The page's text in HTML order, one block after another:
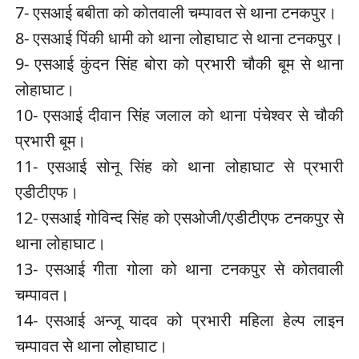
7- एसआई बबीता को कोतवाली चम्पावत से थाना टनकपुर।
8- एसआई पिंकी धामी को थाना लोहाघाट से थाना टनकपुर।
9- एसआई कुंदन सिंह बोरा को प्रभारी चौकी बूम से थाना
लोहाघाट।
10- एसआई दीवान सिंह जलाल को थाना पंचेश्वर से चौकी
प्रभारी बूम।
11- एसआई सोनू सिंह को थाना लोहाघाट से प्रभारी
एडीटीएफ।
12- एसआई गोविन्द सिंह को एसओजी/एडीटीएफ टनकपुर से
थाना लोहाघाट।
13- एसआई गीता गोला को थाना टनकपुर से कोतवाली
चम्पावत।
14- एसआई अन्जू यादव को प्रभारी महिला हेल्प लाइन
चम्पावत से थाना लोहाघाट।